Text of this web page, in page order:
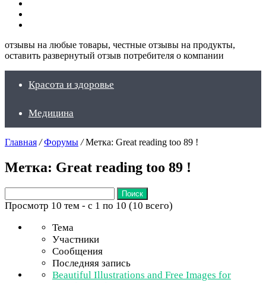
отзывы на любые товары, честные отзывы на продукты,
оставить развернутый отзыв потребителя о компании
Красота и здоровье
Медицина
Главная / Форумы / Метка: Great reading too 89 !
Метка: Great reading too 89 !
Просмотр 10 тем - с 1 по 10 (10 всего)
Тема
Участники
Сообщения
Последняя запись
Beautiful Illustrations and Free Images for